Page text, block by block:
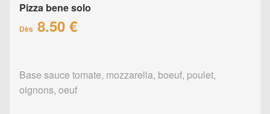
Pizza bene solo
Dès 8.50 €
Base sauce tomate, mozzarella, boeuf, poulet,
oignons, oeuf